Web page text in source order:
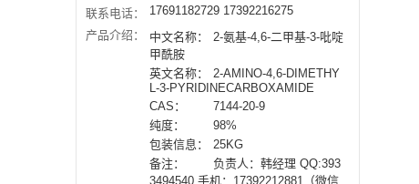
联系电话：
17691182729 17392216275
产品介绍：
中文名称：
2-氨基-4,6-二甲基-3-吡啶
甲酰胺
英文名称：
2-AMINO-4,6-DIMETHY
L-3-PYRIDINECARBOXAMIDE
CAS：
7144-20-9
纯度：
98%
包装信息：
25KG
备注：
负责人：韩经理 QQ:393
3494540 手机：17392212881（微信